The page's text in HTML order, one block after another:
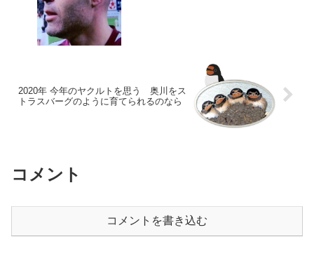
2020年 今年のヤクルトを思う 奥川をス
トラスバーグのように育てられるのなら
コメント
コメントを書き込む